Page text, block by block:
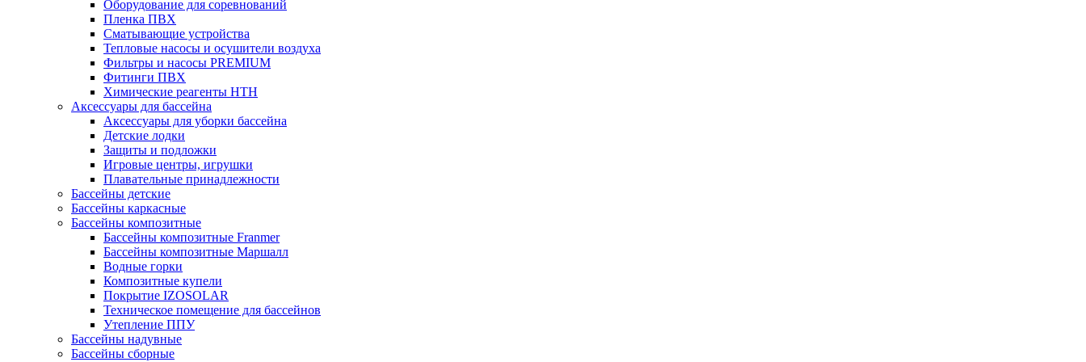
Оборудование для соревнований
Пленка ПВХ
Сматывающие устройства
Тепловые насосы и осушители воздуха
Фильтры и насосы PREMIUM
Фитинги ПВХ
Химические реагенты HTH
Аксессуары для бассейна
Аксессуары для уборки бассейна
Детские лодки
Защиты и подложки
Игровые центры, игрушки
Плавательные принадлежности
Бассейны детские
Бассейны каркасные
Бассейны композитные
Бассейны композитные Franmer
Бассейны композитные Маршалл
Водные горки
Композитные купели
Покрытие IZOSOLAR
Техническое помещение для бассейнов
Утепление ППУ
Бассейны надувные
Бассейны сборные